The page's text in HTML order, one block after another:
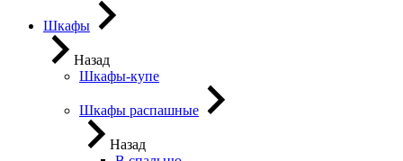
Шкафы
Назад
Шкафы-купе
Шкафы распашные
Назад